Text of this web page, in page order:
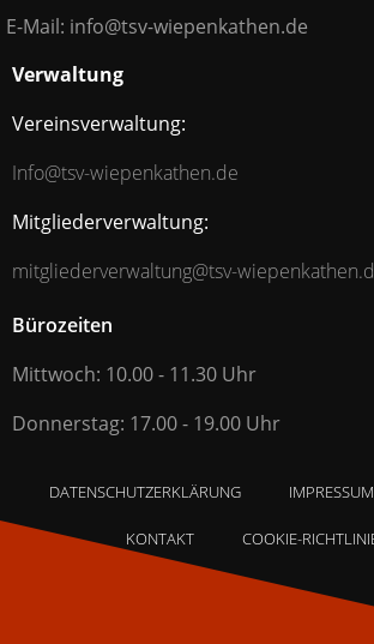
E-Mail: info@tsv-wiepenkathen.de
Bürozeiten
Mittwoch: 10.00 - 11.30 Uhr
Donnerstag: 17.00 - 19.00 Uhr
Verwaltung
Vereinsverwaltung:
Info@tsv-wiepenkathen.de
Mitgliederverwaltung:
mitgliederverwaltung@tsv-
DATENSCHUTZERKLÄRUNG IMPRESSUM
KONTAKT COOKIE-